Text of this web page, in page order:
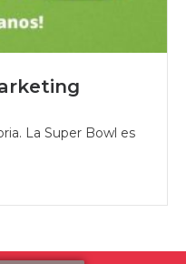
La Super Bowl es